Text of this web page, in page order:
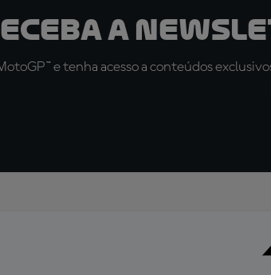
a
e tenha acesso a conteúdos